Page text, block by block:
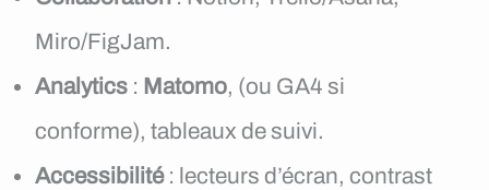
Miro/FigJam.
Analytics : Matomo, (ou GA4 si
conforme), tableaux de suivi.
Accessibilité: lecteurs d’écran, contrast